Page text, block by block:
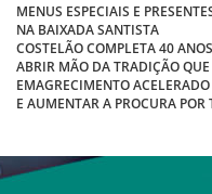
MENUS ESPECIAIS E
NA BAIXADA SANTISTA
COSTELÃO COMPLETA 40
ABRIR MÃO DA TRADIÇÃO
EMAGRECIMENTO
E AUMENTAR A PROCURA POR